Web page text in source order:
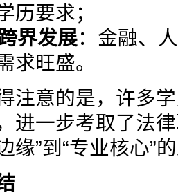
历要求；
界发展：金融、
求旺盛。
注意的是，许多
进一步考取了法
缘”到“专业核心”